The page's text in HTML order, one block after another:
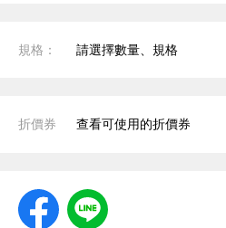
規格： 請選擇數量、規格
折價券 查看可使用的折價券